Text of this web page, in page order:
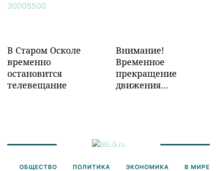
Забайкалье
В Старом Осколе
временно
остановится
телевещание
Внимание!
Временное
прекращение
движения
ОБЩЕСТВО ПОЛИТИКА ЭКОНОМИКА В МИРЕ